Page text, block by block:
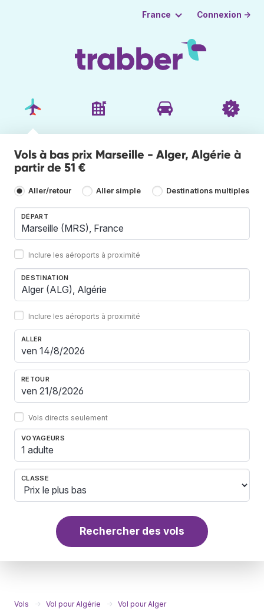
France Connexion →
Vols à bas prix Marseille - Alger, Algérie à
partir de 51 €
Aller/retour Aller simple Destinations multiples
DÉPART
Inclure les aéroports à proximité
DESTINATION
Inclure les aéroports à proximité
ALLER
RETOUR
Vols directs seulement
VOYAGEURS
1 adulte
CLASSE
Rechercher des vols
Vols Vol pour Algérie
Vol pour Alger